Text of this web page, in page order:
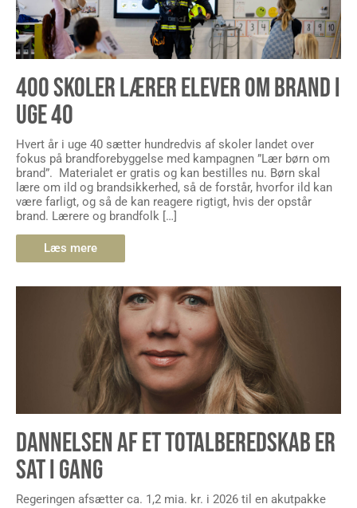
400 SKOLER LÆRER ELEVER OM BRAND I
UGE 40
Hvert år i uge 40 sætter hundredvis af skoler landet over
fokus på brandforebyggelse med kampagnen ”Lær børn om
brand”. Materialet er gratis og kan bestilles nu. Børn skal
lære om ild og brandsikkerhed, så de forstår, hvorfor ild kan
være farligt, og så de kan reagere rigtigt, hvis der opstår
brand. Lærere og brandfolk […]
Læs mere
DANNELSEN AF ET TOTALBEREDSKAB ER
SAT I GANG
Regeringen afsætter ca. 1,2 mia. kr. i 2026 til en akutpakke